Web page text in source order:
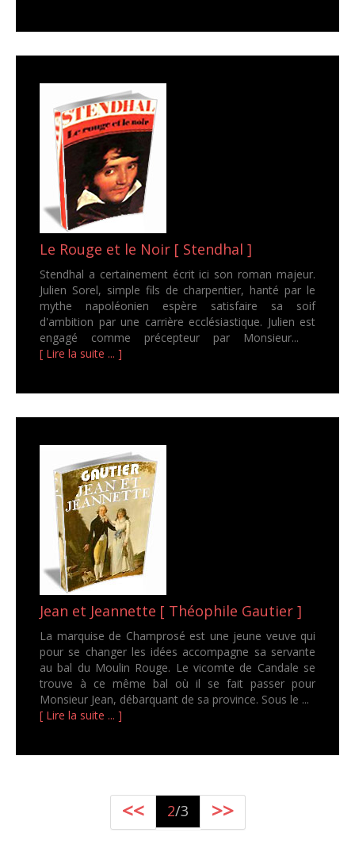
Le Rouge et le Noir [ Stendhal ]
Stendhal a certainement écrit ici son roman majeur.
Julien Sorel, simple fils de charpentier, hanté par le
mythe napoléonien espère satisfaire sa soif
d'ambition par une carrière ecclésiastique. Julien est
engagé comme précepteur par Monsieur...
[ Lire la suite ... ]
Jean et Jeannette [ Théophile Gautier ]
La marquise de Champrosé est une jeune veuve qui
pour se changer les idées accompagne sa servante
au bal du Moulin Rouge. Le vicomte de Candale se
trouve à ce même bal où il se fait passer pour
Monsieur Jean, débarquant de sa province. Sous le ...
[ Lire la suite ... ]
<< 2/3 >>